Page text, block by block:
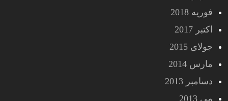
فوریه 2018
اکتبر 2017
جولای 2015
مارس 2014
دسامبر 2013
می 2013